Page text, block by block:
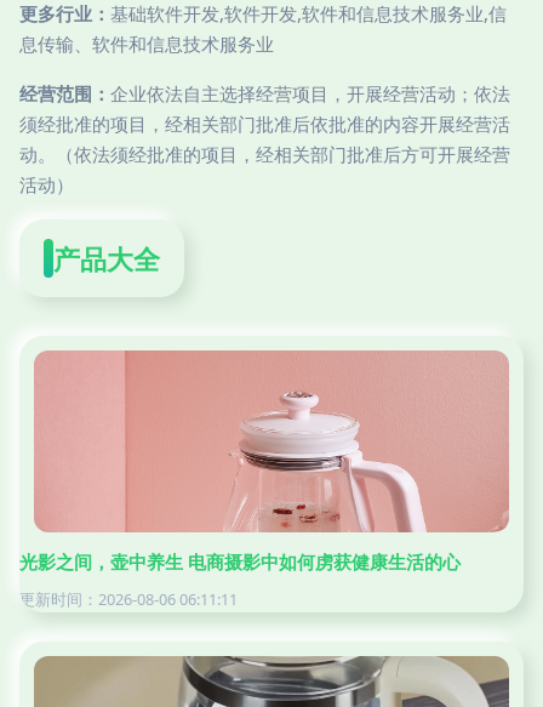
更多行业： 基础软件开发,软件开发,软件和信息技术服务业,信
息传输、软件和信息技术服务业
经营范围： 企业依法自主选择经营项目，开展经营活动；依法
须经批准的项目，经相关部门批准后依批准的内容开展经营活
动。（依法须经批准的项目，经相关部门批准后方可开展经营
活动）
产品大全
光影之间，壶中养生 电商摄影中如何虏获健康生活的心
更新时间：2026-08-06 06:11:11